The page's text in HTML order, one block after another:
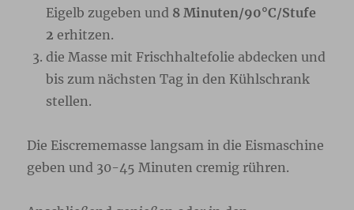
Eigelb zugeben und 8 Minuten/90°C/Stufe
2erhitzen.
die Masse mit Frischhaltefolie abdecken und
bis zum nächsten Tag in den Kühlschrank
stellen.
Die Eiscrememasse langsam in die Eismaschine
geben und 30-45 Minuten cremig rühren.